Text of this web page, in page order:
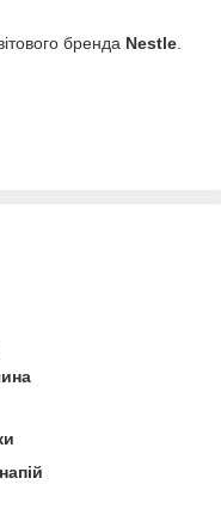
бренда Nestle